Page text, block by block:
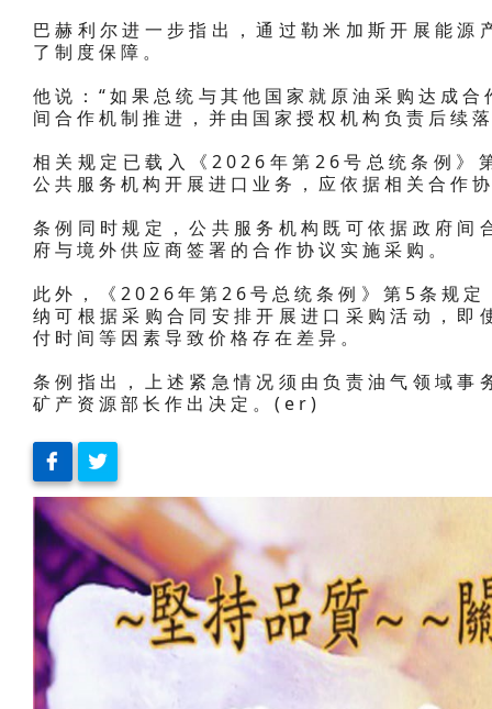
巴赫利尔进一步指出，通过勒米加斯开展能
了制度保障。
他说：“如果总统与其他国家就原油采购达成
间合作机制推进，并由国家授权机构负责后续
相关规定已载入《2026年第26号总统条例》
公共服务机构开展进口业务，应依据相关合作
条例同时规定，公共服务机构既可依据政府
府与境外供应商签署的合作协议实施采购。
此外，《2026年第26号总统条例》第5条规
纳可根据采购合同安排开展进口采购活动，
付时间等因素导致价格存在差异。
条例指出，上述紧急情况须由负责油气领域
矿产资源部长作出决定。(er)